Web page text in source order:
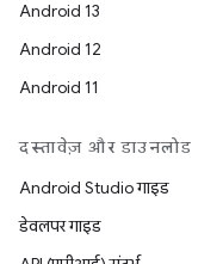
Android 13
Android 12
Android 11
दस्तावेज़ और डाउनलोड
Android Studio गाइड
डेवलपर गाइड